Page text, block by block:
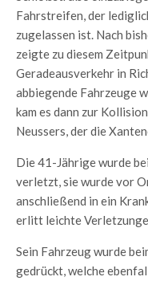
Fahrstreifen, der
zugelassen ist. Nach
zeigte zu diesem
Geradeausverkehr in
abbiegende Fahrzeuge
kam es dann zur
Neussers, der die
Die 41-Jährige wurde
verletzt, sie wurde vor
anschließend in ein
erlitt leichte
Sein Fahrzeug wurde
gedrückt, welche